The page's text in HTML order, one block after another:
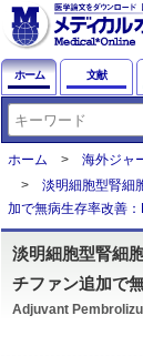
ホーム 文献
ホーム
海外ジャ
淡明細胞型腎細
加で無病生存率改善
淡明細胞型腎細
チファン追加で
Adjuvant